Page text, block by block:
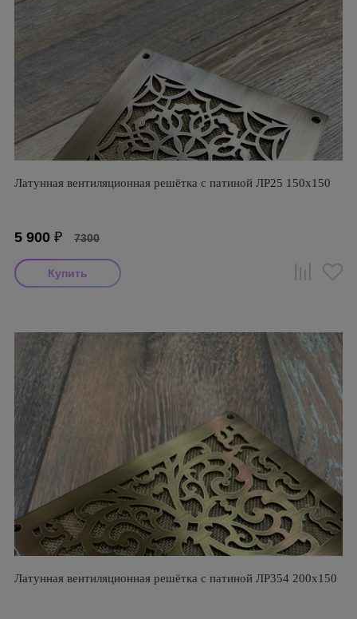
Латунная вентиляционная решётка с патиной ЛР25 150х150
5 900 ₽ 7300
Латунная вентиляционная решётка с патиной ЛР354 200х150